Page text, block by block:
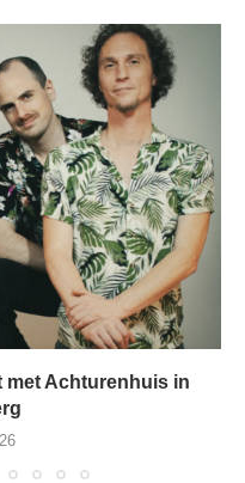
met Achturenhuis in